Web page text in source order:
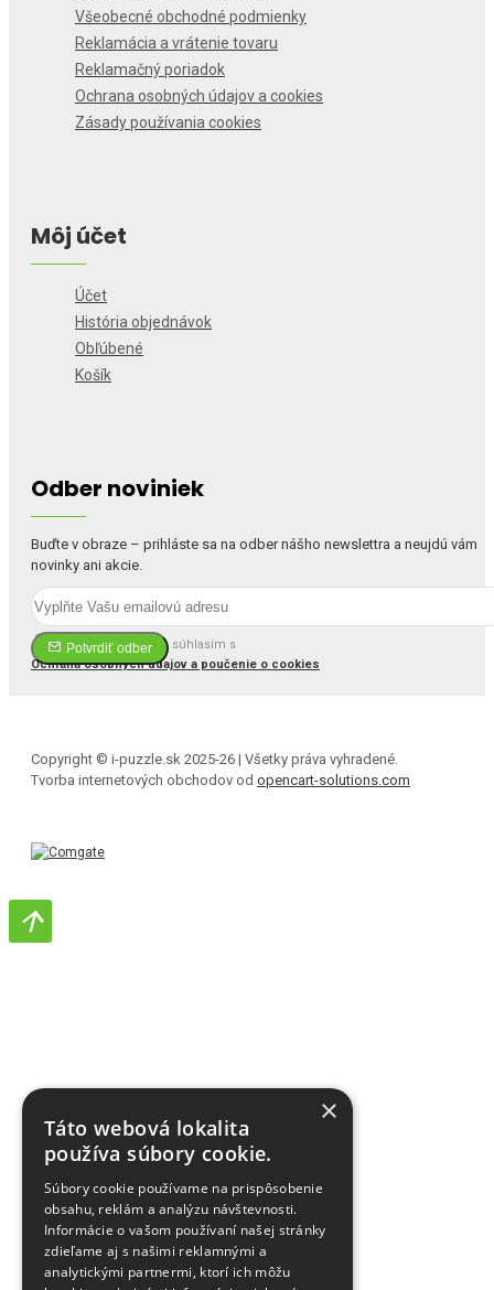
Všeobecné obchodné podmienky
Reklamácia a vrátenie tovaru
Reklamačný poriadok
Ochrana osobných údajov a cookies
Zásady používania cookies
Môj účet
Účet
História objednávok
Obľúbené
Košík
Odber noviniek
Buďte v obraze – prihláste sa na odber nášho newslettra a neujdú vám
novinky ani akcie.
Potvrdiť odber
Prečítal(a) som si a súhlasím s
Ochrana osobných údajov a poučenie o cookies
Copyright © i-puzzle.sk 2025-26 | Všetky práva vyhradené.
Tvorba internetových obchodov od opencart-solutions.com
×
Táto webová lokalita
používa súbory cookie.
Súbory cookie používame na prispôsobenie
obsahu, reklám a analýzu návštevnosti.
Informácie o vašom používaní našej stránky
zdieľame aj s našimi reklamnými a
analytickými partnermi, ktorí ich môžu